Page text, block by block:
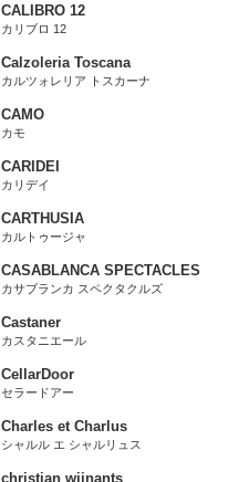
CALIBRO 12
カリブロ 12
Calzoleria Toscana
カルツォレリア トスカーナ
CAMO
カモ
CARIDEI
カリデイ
CARTHUSIA
カルトゥージャ
CASABLANCA SPECTACLES
カサブランカ スペクタクルズ
Castaner
カスタニエール
CellarDoor
セラードアー
Charles et Charlus
シャルル エ シャルリュス
christian wijnants